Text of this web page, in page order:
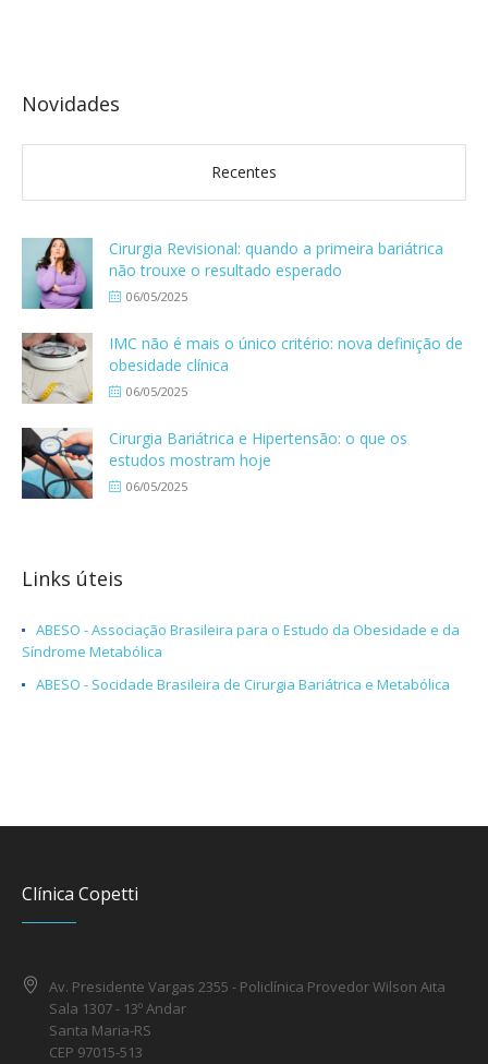
Novidades
Recentes
Cirurgia Revisional: quando a primeira bariátrica
não trouxe o resultado esperado
06/05/2025
IMC não é mais o único critério: nova definição de
obesidade clínica
06/05/2025
Cirurgia Bariátrica e Hipertensão: o que os
estudos mostram hoje
06/05/2025
Links úteis
ABESO - Associação Brasileira para o Estudo da Obesidade e da
Síndrome Metabólica
ABESO - Socidade Brasileira de Cirurgia Bariátrica e Metabólica
Clínica Copetti
Av. Presidente Vargas 2355 - Policlínica Provedor Wilson Aita
Sala 1307 - 13º Andar
Santa Maria-RS
CEP 97015-513